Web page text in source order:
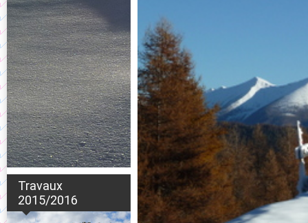
Travaux
2015/2016